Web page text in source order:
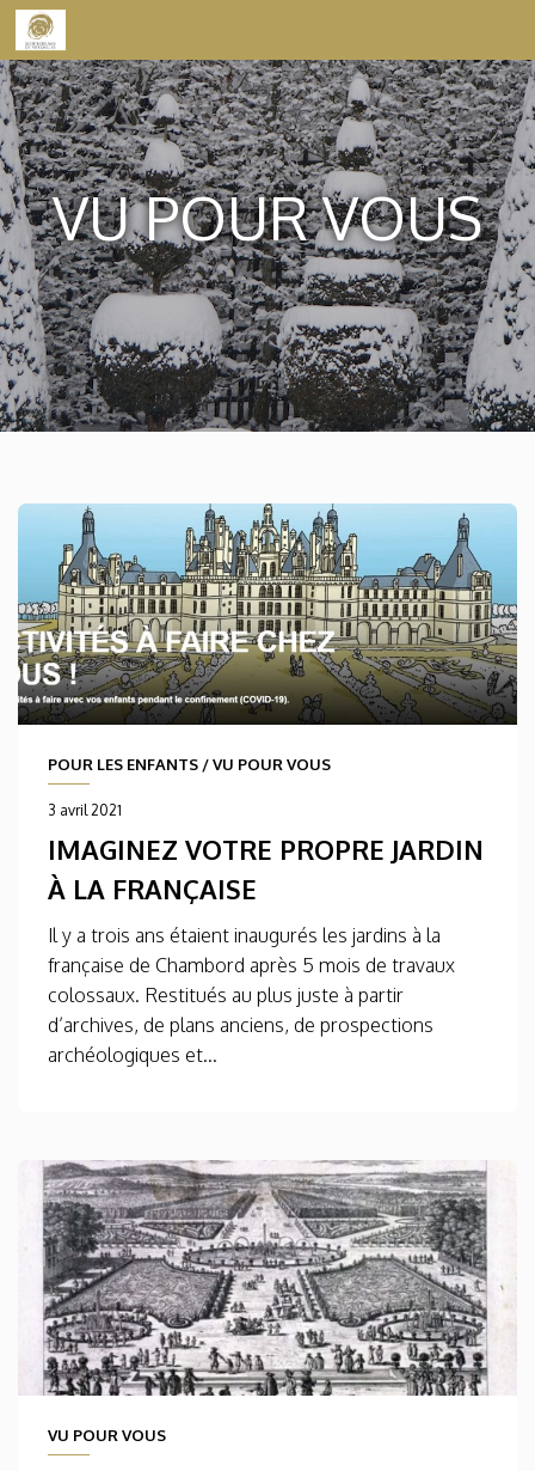
Skip to content
VU POUR VOUS
POUR LES ENFANTS /VU POUR VOUS
3 avril 2021
IMAGINEZ VOTRE PROPRE JARDIN
À LA FRANÇAISE
Il y a trois ans étaient inaugurés les jardins à la
française de Chambord après 5 mois de travaux
colossaux. Restitués au plus juste à partir
d’archives, de plans anciens, de prospections
archéologiques et...
VU POUR VOUS